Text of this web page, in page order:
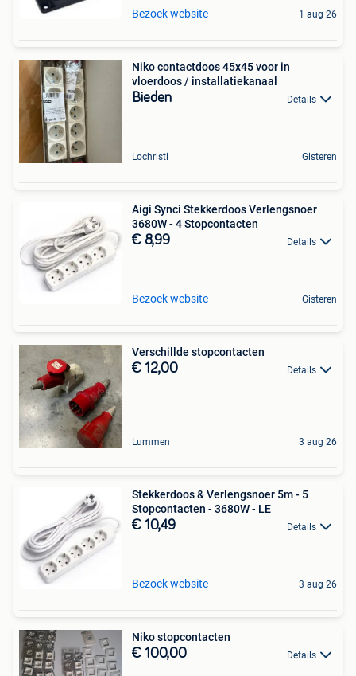
Bezoek website 1 aug 26
Niko contactdoos 45x45 voor in
vloerdoos / installatiekanaal
Bieden Details
Lochristi Gisteren
Aigi Synci Stekkerdoos Verlengsnoer
3680W - 4 Stopcontacten
€ 8,99 Details
Bezoek website Gisteren
Verschillde stopcontacten
€ 12,00 Details
Lummen 3 aug 26
Stekkerdoos & Verlengsnoer 5m - 5
Stopcontacten - 3680W - LE
€ 10,49 Details
Bezoek website 3 aug 26
Niko stopcontacten
€ 100,00 Details